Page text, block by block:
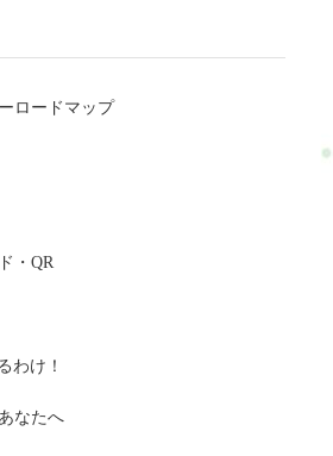
ロードマップ
・QR
わけ！
なたへ